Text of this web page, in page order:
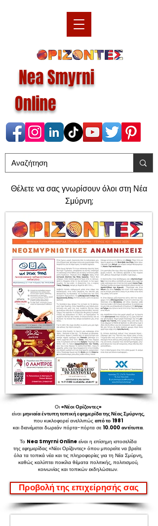
Nea Smyrni
Online
Θέλετε να σας γνωρίσουν όλοι στη Νέα
Σμύρνη;
Οι «Νέοι Ορίζοντες»
είναι μηνιαία έντυπη τοπική εφημερίδα της Νέας Σμύρνης,
που κυκλοφορεί ανελλιπώς από το 1981
και διανέμεται δωρεάν πόρτα-πόρτα σε 10.000 αντίτυπα.
Το Nea Smyrni Onlineείναι η επίσημη ιστοσελίδα
της εφημερίδας «Νέοι Ορίζοντες» όπου μπορείτε να βρείτε
όλα τα τοπικά νέα και τις πληροφορίες για τη Νέα Σμύρνη,
καθώς καλύπτει ποικίλα θέματα πολιτικής, πολιτισμού,
κοινωνίας και τοπικών εκδηλώσεων.
Προβολή της επιχείρησής σας